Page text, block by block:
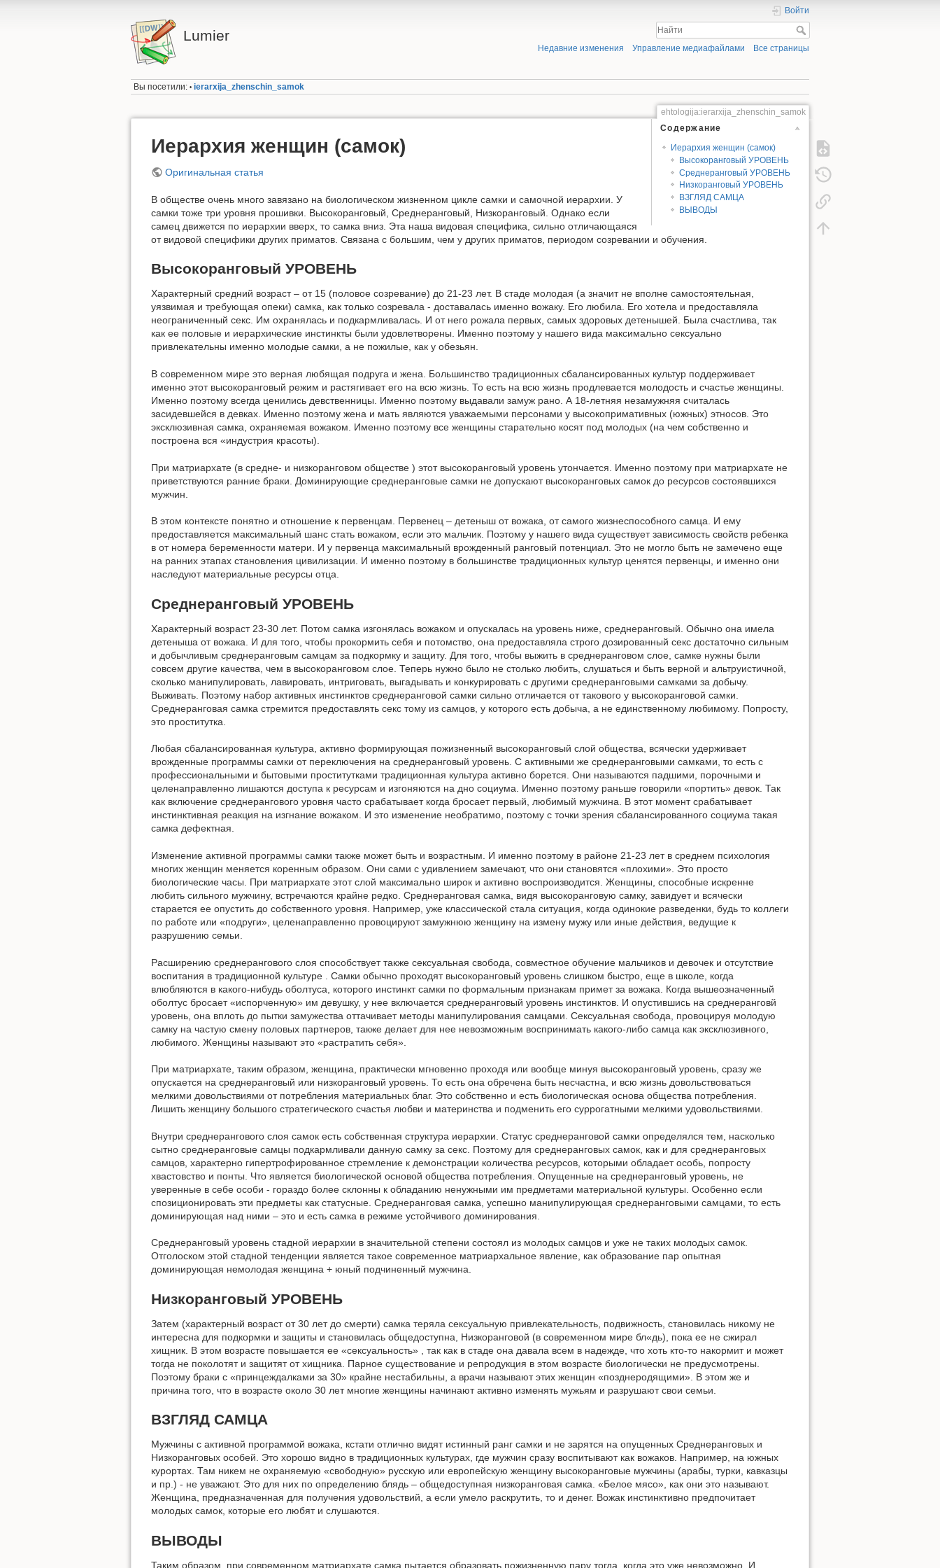
Lumier
Войти
Недавние изменения Управление медиафайлами Все страницы
Вы посетили: • ierarxija_zhenschin_samok
ehtologija:ierarxija_zhenschin_samok
Содержание
Иерархия женщин (самок)
Высокоранговый УРОВЕНЬ
Среднеранговый УРОВЕНЬ
Низкоранговый УРОВЕНЬ
ВЗГЛЯД САМЦА
ВЫВОДЫ
Иерархия женщин (самок)
Оригинальная статья
В обществе очень много завязано на биологическом жизненном цикле самки и самочной иерархии. У
самки тоже три уровня прошивки. Высокоранговый, Среднеранговый, Низкоранговый. Однако если
самец движется по иерархии вверх, то самка вниз. Эта наша видовая специфика, сильно отличающаяся
от видовой специфики других приматов. Связана с большим, чем у других приматов, периодом созревании и обучения.
Высокоранговый УРОВЕНЬ
Характерный средний возраст – от 15 (половое созревание) до 21-23 лет. В стаде молодая (а значит не вполне самостоятельная,
уязвимая и требующая опеки) самка, как только созревала - доставалась именно вожаку. Его любила. Его хотела и предоставляла
неограниченный секс. Им охранялась и подкармливалась. И от него рожала первых, самых здоровых детенышей. Была счастлива, так
как ее половые и иерархические инстинкты были удовлетворены. Именно поэтому у нашего вида максимально сексуально
привлекательны именно молодые самки, а не пожилые, как у обезьян.
В современном мире это верная любящая подруга и жена. Большинство традиционных сбалансированных культур поддерживает
именно этот высокоранговый режим и растягивает его на всю жизнь. То есть на всю жизнь продлевается молодость и счастье женщины.
Именно поэтому всегда ценились девственницы. Именно поэтому выдавали замуж рано. А 18-летняя незамужняя считалась
засидевшейся в девках. Именно поэтому жена и мать являются уважаемыми персонами у высокопримативных (южных) этносов. Это
эксклюзивная самка, охраняемая вожаком. Именно поэтому все женщины старательно косят под молодых (на чем собственно и
построена вся «индустрия красоты).
При матриархате (в средне- и низкоранговом обществе ) этот высокоранговый уровень утончается. Именно поэтому при матриархате не
приветствуются ранние браки. Доминирующие среднеранговые самки не допускают высокоранговых самок до ресурсов состоявшихся
мужчин.
В этом контексте понятно и отношение к первенцам. Первенец – детеныш от вожака, от самого жизнеспособного самца. И ему
предоставляется максимальный шанс стать вожаком, если это мальчик. Поэтому у нашего вида существует зависимость свойств ребенка
в от номера беременности матери. И у первенца максимальный врожденный ранговый потенциал. Это не могло быть не замечено еще
на ранних этапах становления цивилизации. И именно поэтому в большинстве традиционных культур ценятся первенцы, и именно они
наследуют материальные ресурсы отца.
Среднеранговый УРОВЕНЬ
Характерный возраст 23-30 лет. Потом самка изгонялась вожаком и опускалась на уровень ниже, среднеранговый. Обычно она имела
детеныша от вожака. И для того, чтобы прокормить себя и потомство, она предоставляла строго дозированный секс достаточно сильным
и добычливым среднеранговым самцам за подкормку и защиту. Для того, чтобы выжить в среднеранговом слое, самке нужны были
совсем другие качества, чем в высокоранговом слое. Теперь нужно было не столько любить, слушаться и быть верной и альтруистичной,
сколько манипулировать, лавировать, интриговать, выгадывать и конкурировать с другими среднеранговыми самками за добычу.
Выживать. Поэтому набор активных инстинктов среднеранговой самки сильно отличается от такового у высокоранговой самки.
Среднеранговая самка стремится предоставлять секс тому из самцов, у которого есть добыча, а не единственному любимому. Попросту,
это проститутка.
Любая сбалансированная культура, активно формирующая пожизненный высокоранговый слой общества, всячески удерживает
врожденные программы самки от переключения на среднеранговый уровень. С активными же среднеранговыми самками, то есть с
профессиональными и бытовыми проститутками традиционная культура активно борется. Они называются падшими, порочными и
целенаправленно лишаются доступа к ресурсам и изгоняются на дно социума. Именно поэтому раньше говорили «портить» девок. Так
как включение среднерангового уровня часто срабатывает когда бросает первый, любимый мужчина. В этот момент срабатывает
инстинктивная реакция на изгнание вожаком. И это изменение необратимо, поэтому с точки зрения сбалансированного социума такая
самка дефектная.
Изменение активной программы самки также может быть и возрастным. И именно поэтому в районе 21-23 лет в среднем психология
многих женщин меняется коренным образом. Они сами с удивлением замечают, что они становятся «плохими». Это просто
биологические часы. При матриархате этот слой максимально широк и активно воспроизводится. Женщины, способные искренне
любить сильного мужчину, встречаются крайне редко. Среднеранговая самка, видя высокоранговую самку, завидует и всячески
старается ее опустить до собственного уровня. Например, уже классической стала ситуация, когда одинокие разведенки, будь то коллеги
по работе или «подруги», целенаправленно провоцируют замужнюю женщину на измену мужу или иные действия, ведущие к
разрушению семьи.
Расширению среднерангового слоя способствует также сексуальная свобода, совместное обучение мальчиков и девочек и отсутствие
воспитания в традиционной культуре . Самки обычно проходят высокоранговый уровень слишком быстро, еще в школе, когда
влюбляются в какого-нибудь оболтуса, которого инстинкт самки по формальным признакам примет за вожака. Когда вышеозначенный
оболтус бросает «испорченную» им девушку, у нее включается среднеранговый уровень инстинктов. И опустившись на среднеранговй
уровень, она вплоть до пытки замужества оттачивает методы манипулирования самцами. Сексуальная свобода, провоцируя молодую
самку на частую смену половых партнеров, также делает для нее невозможным воспринимать какого-либо самца как эксклюзивного,
любимого. Женщины называют это «растратить себя».
При матриархате, таким образом, женщина, практически мгновенно проходя или вообще минуя высокоранговый уровень, сразу же
опускается на среднеранговый или низкоранговый уровень. То есть она обречена быть несчастна, и всю жизнь довольствоваться
мелкими довольствиями от потребления материальных благ. Это собственно и есть биологическая основа общества потребления.
Лишить женщину большого стратегического счастья любви и материнства и подменить его суррогатными мелкими удовольствиями.
Внутри среднерангового слоя самок есть собственная структура иерархии. Статус среднеранговой самки определялся тем, насколько
сытно среднеранговые самцы подкармливали данную самку за секс. Поэтому для среднеранговых самок, как и для среднеранговых
самцов, характерно гипертрофированное стремление к демонстрации количества ресурсов, которыми обладает особь, попросту
хвастовство и понты. Что является биологической основой общества потребления. Опущенные на среднеранговый уровень, не
уверенные в себе особи - гораздо более склонны к обладанию ненужными им предметами материальной культуры. Особенно если
спозиционировать эти предметы как статусные. Среднеранговая самка, успешно манипулирующая среднеранговыми самцами, то есть
доминирующая над ними – это и есть самка в режиме устойчивого доминирования.
Среднеранговый уровень стадной иерархии в значительной степени состоял из молодых самцов и уже не таких молодых самок.
Отголоском этой стадной тенденции является такое современное матриархальное явление, как образование пар опытная
доминирующая немолодая женщина + юный подчиненный мужчина.
Низкоранговый УРОВЕНЬ
Затем (характерный возраст от 30 лет до смерти) самка теряла сексуальную привлекательность, подвижность, становилась никому не
интересна для подкормки и защиты и становилась общедоступна, Низкоранговой (в современном мире бл«дь), пока ее не сжирал
хищник. В этом возрасте повышается ее «сексуальность» , так как в стаде она давала всем в надежде, что хоть кто-то накормит и может
тогда не поколотят и защитят от хищника. Парное существование и репродукция в этом возрасте биологически не предусмотрены.
Поэтому браки с «принцеждалками за 30» крайне нестабильны, а врачи называют этих женщин «позднеродящими». В этом же и
причина того, что в возрасте около 30 лет многие женщины начинают активно изменять мужьям и разрушают свои семьи.
ВЗГЛЯД САМЦА
Мужчины с активной программой вожака, кстати отлично видят истинный ранг самки и не зарятся на опущенных Среднеранговых и
Низкоранговых особей. Это хорошо видно в традиционных культурах, где мужчин сразу воспитывают как вожаков. Например, на южных
курортах. Там никем не охраняемую «свободную» русскую или европейскую женщину высокоранговые мужчины (арабы, турки, кавказцы
и пр.) - не уважают. Это для них по определению блядь – общедоступная низкоранговая самка. «Белое мясо», как они это называют.
Женщина, предназначенная для получения удовольствий, а если умело раскрутить, то и денег. Вожак инстинктивно предпочитает
молодых самок, которые его любят и слушаются.
ВЫВОДЫ
Таким образом, при современном матриархате самка пытается образовать пожизненную пару тогда, когда это уже невозможно. И